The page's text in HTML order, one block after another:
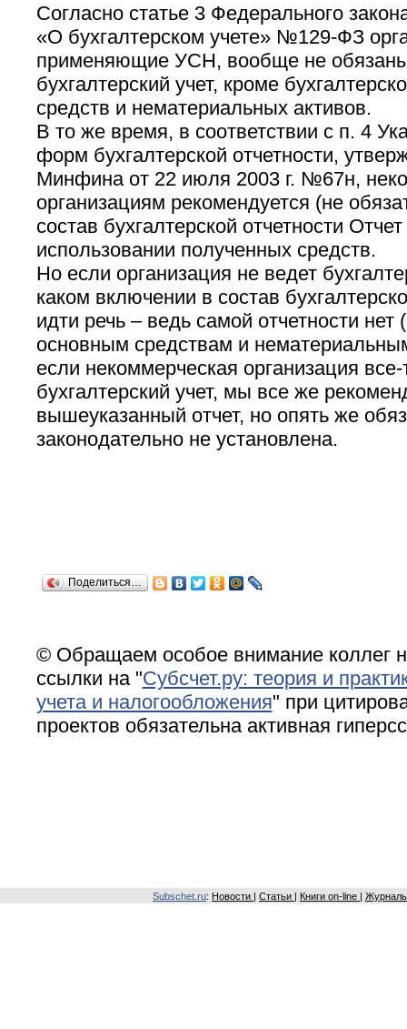
Согласно статье 3 Федерального
«О бухгалтерском учете» №129-ФЗ
применяющие УСН, вообще не
бухгалтерский учет, кроме
средств и нематериальных активов.
В то же время, в соответствии с п. 4
форм бухгалтерской отчетности,
Минфина от 22 июля 2003 г. №67н,
организациям рекомендуется (не
состав бухгалтерской отчетности
использовании полученных средств.
Но если организация не ведет
каком включении в состав
идти речь – ведь самой отчетности нет
основным средствам и
если некоммерческая организация все-
бухгалтерский учет, мы все же
вышеуказанный отчет, но опять же
законодательно не установлена.
Поделиться…
© Обращаем особое внимание коллег
ссылки на "Субсчет.ру: теория и
учета и налогообложения" при
проектов обязательна активная
Subschet.ru: Новости Статьи Книги on-line